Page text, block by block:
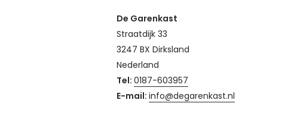
De Garenkast
Straatdijk 33
3247 BX Dirksland
Nederland
Tel: 0187-603957
E-mail: info@degarenkast.nl